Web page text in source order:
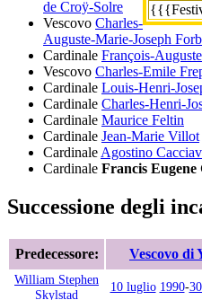
de Croÿ-Solre
Vescovo Charles-
Auguste-Marie-Joseph
Cardinale François-
Vescovo Charles-Emile
Cardinale Louis-Henri-
Cardinale Charles-Henri-
Cardinale Maurice Feltin
Cardinale Jean-Marie Villot
Cardinale Agostino
Cardinale Francis Eugene
Successione degli
Predecessore: Vescovo di
William Stephen
Skylstad
10 luglio 1990-